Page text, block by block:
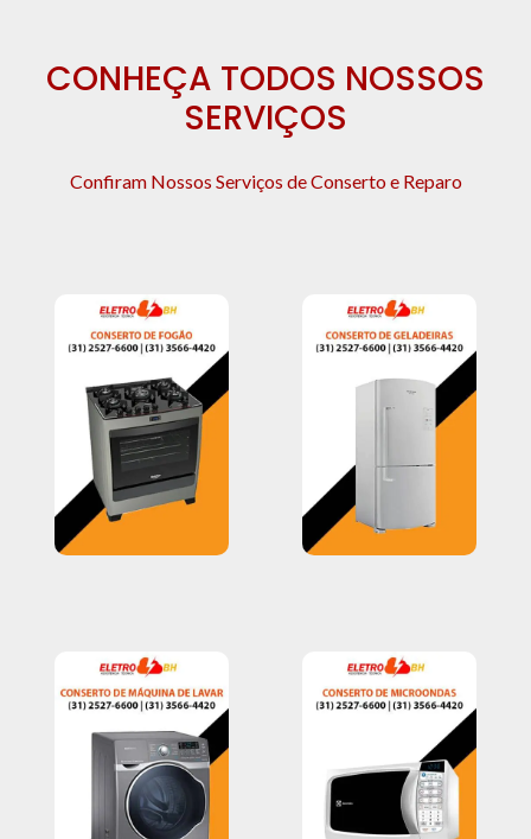
CONHEÇA TODOS NOSSOS
SERVIÇOS
Confiram Nossos Serviços de Conserto e Reparo